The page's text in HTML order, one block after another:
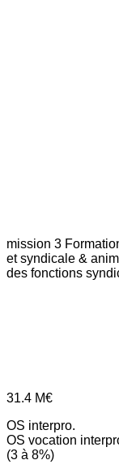
mission 3
et syndicale &
des fonctions
31.4 M€
OS interpro.
OS vocation
(3 à 8%)